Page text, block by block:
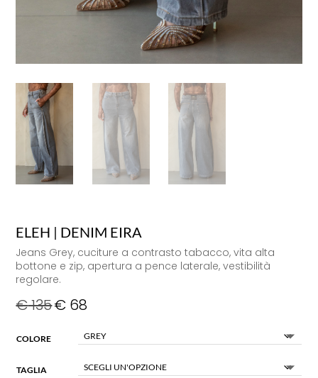
ELEH | DENIM EIRA
Jeans Grey, cuciture a contrasto tabacco, vita alta
bottone e zip, apertura a pence laterale, vestibilità
regolare.
€135€ 68
COLORE
TAGLIA